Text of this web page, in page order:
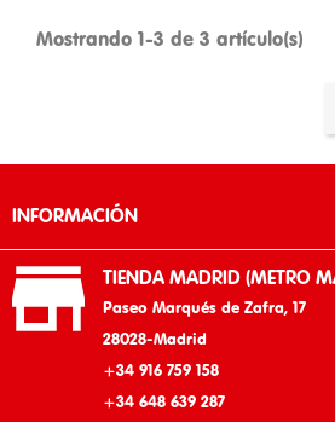
Mostrando 1-3 de 3 artículo(s)
INFORMACIÓN
 TIENDA MADRID (METRO
Paseo Marqués de Zafra, 17
28028-Madrid
+34 916 759 158
+34 648 639 287